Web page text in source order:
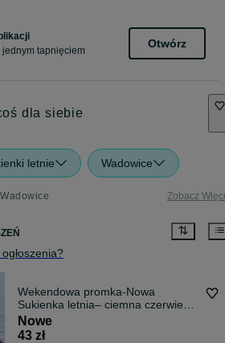
jednym tapnięciem
Otwórz
dla siebie
letnie Wadowice
Zobacz
Wekendowa promka-Nowa
Sukienka letnia– ciemna czerwień
w białe kropki
Nowe
43 zł